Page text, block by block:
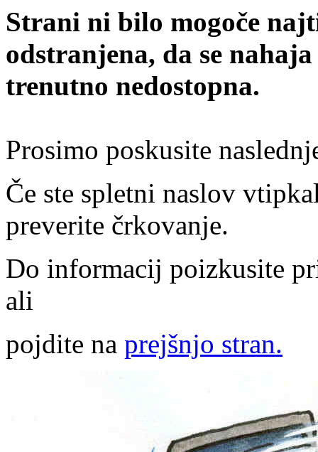
Strani ni bilo mogoče
odstranjena, da se
trenutno nedostopna.
Prosimo poskusite
Če ste spletni naslov
preverite črkovanje.
Do informacij poizkusite
ali
pojdite na prejšnjo stran.